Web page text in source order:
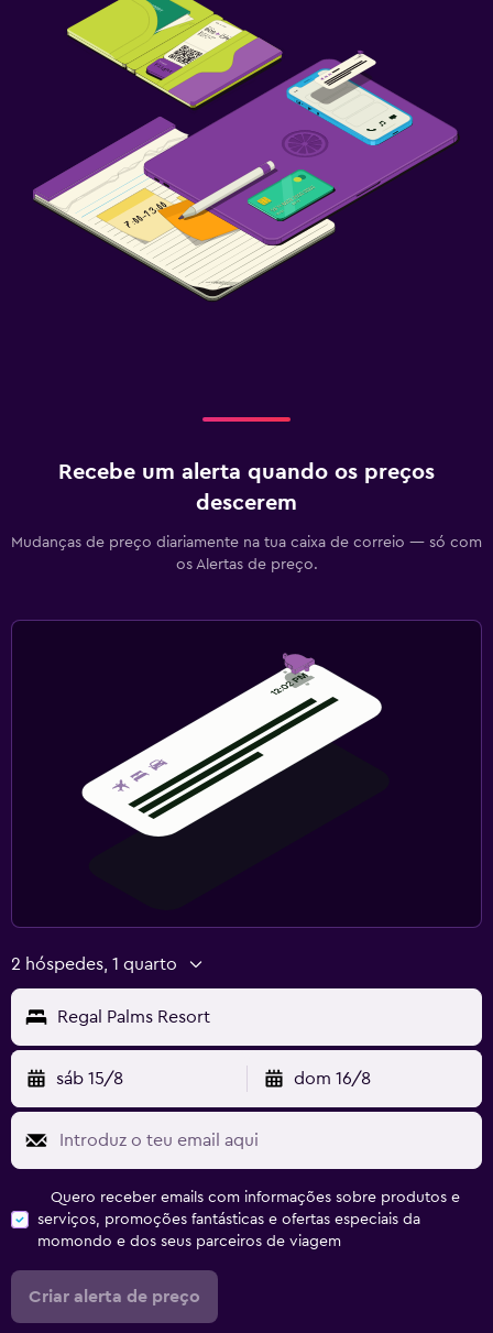
Recebe um alerta quando os preços
descerem
Mudanças de preço diariamente na tua caixa de correio — só com
os Alertas de preço.
2 hóspedes, 1 quarto
Regal Palms Resort
sáb 15/8 dom 16/8
Quero receber emails com informações sobre produtos e
serviços, promoções fantásticas e ofertas especiais da
momondo e dos seus parceiros de viagem
Criar alerta de preço